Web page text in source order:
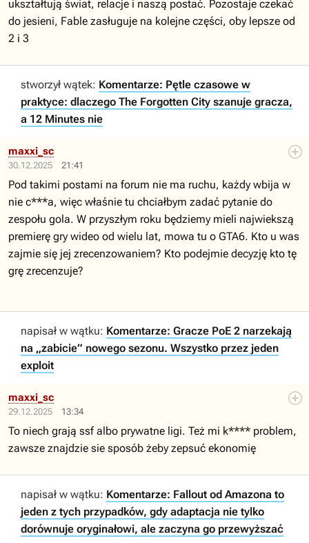
ukształtują świat, relacje i naszą postać. Pozostaje czekać
do jesieni, Fable zasługuje na kolejne części, oby lepsze od
2 i 3
stworzył wątek: Komentarze: Pętle czasowe w
praktyce: dlaczego The Forgotten City szanuje gracza,
a 12 Minutes nie
30.12.2025 21:41
maxxi_sc
Pod takimi postami na forum nie ma ruchu, każdy wbija w
nie c***a, więc właśnie tu chciałbym zadać pytanie do
zespołu gola. W przyszłym roku będziemy mieli najwiekszą
premierę gry wideo od wielu lat, mowa tu o GTA6. Kto u was
zajmie się jej zrecenzowaniem? Kto podejmie decyzję kto tę
grę zrecenzuje?
napisał w wątku: Komentarze: Gracze PoE 2 narzekają
na „zabicie” nowego sezonu. Wszystko przez jeden
exploit
29.12.2025 13:34
maxxi_sc
To niech grają ssf albo prywatne ligi. Też mi k**** problem,
zawsze znajdzie sie sposób żeby zepsuć ekonomię
napisał w wątku: Komentarze: Fallout od Amazona to
jeden z tych przypadków, gdy adaptacja nie tylko
dorównuje oryginałowi, ale zaczyna go przewyższać